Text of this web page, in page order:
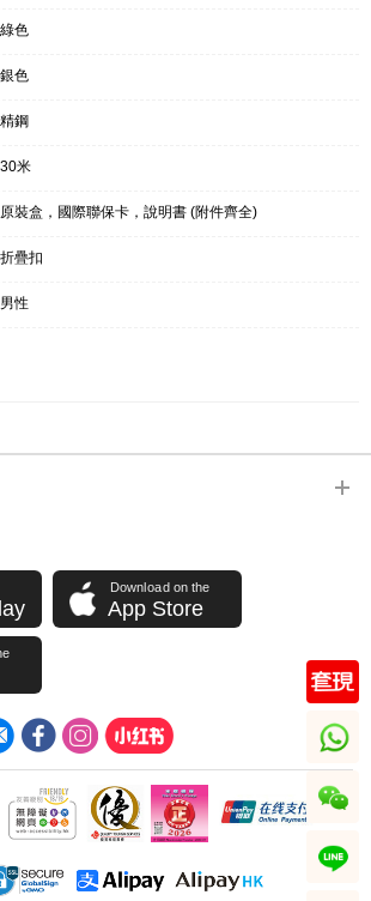
綠色
銀色
精鋼
30米
原裝盒，國際聯保卡，說明書 (附件齊全)
折疊扣
男性
Download on the
App Store
whatsapp